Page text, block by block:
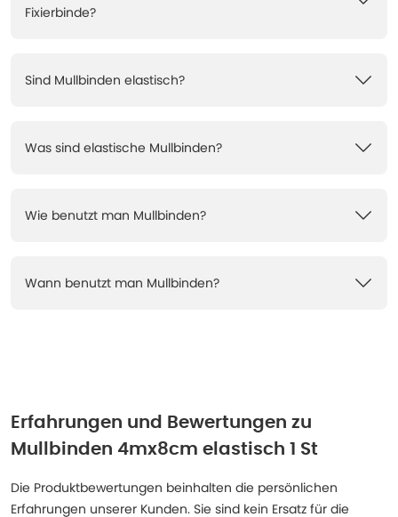
Fixierbinde?
Sind Mullbinden elastisch?
Was sind elastische Mullbinden?
Wie benutzt man Mullbinden?
Wann benutzt man Mullbinden?
Erfahrungen und Bewertungen zu
Mullbinden 4mx8cm elastisch 1 St
Die Produktbewertungen beinhalten die persönlichen
Erfahrungen unserer Kunden. Sie sind kein Ersatz für die